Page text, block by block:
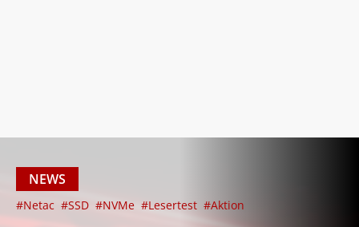
NEWS
#Netac #SSD #NVMe #Lesertest #Aktion